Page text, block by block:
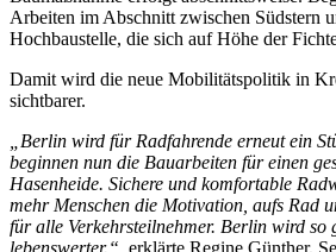
Arbeiten im Abschnitt zwischen Südstern
Hochbaustelle, die sich auf Höhe der
Damit wird die neue Mobilitätspolitik in
sichtbarer.
„Berlin wird für Radfahrende erneut ein
beginnen nun die Bauarbeiten für einen
Hasenheide. Sichere und komfortable
mehr Menschen die Motivation, aufs Rad
für alle Verkehrsteilnehmer. Berlin wird so